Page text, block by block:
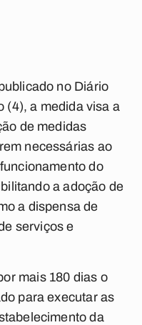
no Diário
(4), a medida visa a
de medidas
necessárias ao
do
a adoção de
a dispensa de
serviços e
mais 180 dias o
para executar as
da